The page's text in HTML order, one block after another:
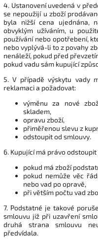
4. Ustanovení uvedená v
se nepoužijí u zboží
byla nižší cena ujednána,
obvyklým užíváním, u
používání nebo opotřebení,
nebo vyplývá-li to z povahy
nenáleží, pokud před
pokud vadu sám kupující
5. V případě výskytu vady
reklamaci a požadovat:
výměnu za nové
skladem,
opravu zboží,
přiměřenou slevu z
odstoupit od smlouvy.
6. Kupující má právo
pokud má zboží
pokud nemůže věc
nebo vad po opravě,
při větším počtu vad
7. Podstatné je takové
smlouvu již při uzavření
druhá strana smlouvu
předvídala.